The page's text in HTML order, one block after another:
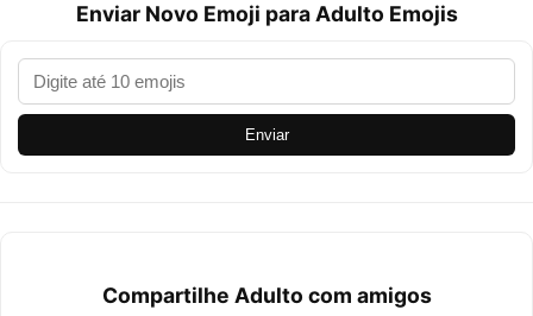
Enviar Novo Emoji para Adulto Emojis
Enviar
Compartilhe Adulto com amigos